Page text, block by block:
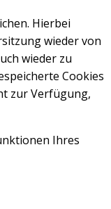
Hierbei
wieder von
wieder zu
Cookies
zur Verfügung,
Ihres